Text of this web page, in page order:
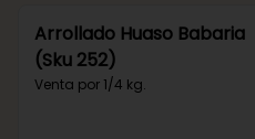
Arrollado Huaso Babaria
(Sku 252)
Venta por 1/4 kg.